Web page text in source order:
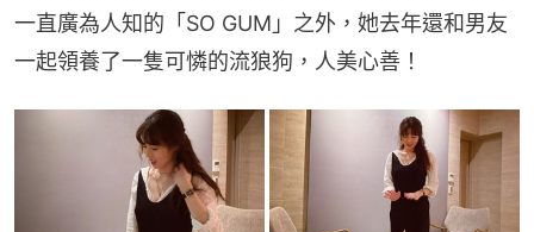
一直廣為人知的「SO GUM」之外，她去年還和男友
一起領養了一隻可憐的流狼狗，人美心善！